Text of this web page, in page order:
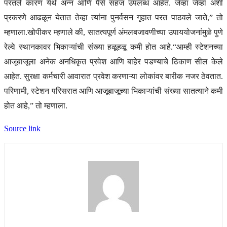
परतले कारण येथे अन्न आणि पैसे सहज उपलब्ध आहेत. जेव्हा जेव्हा अशी
प्रकरणे आढळून येतात तेव्हा त्यांना पुनर्वसन गृहात परत पाठवले जाते,” तो
म्हणाला.खोपीकर म्हणाले की, सातत्यपूर्ण अंमलबजावणीच्या उपाययोजनांमुळे पुणे
रेल्वे स्थानकावर भिकाऱ्यांची संख्या हळूहळू कमी होत आहे.“आम्ही स्टेशनच्या
आजूबाजूला अनेक अनधिकृत प्रवेश आणि बाहेर पडण्याचे ठिकाण सील केले
आहेत. सुरक्षा कर्मचारी आवारात प्रवेश करणाऱ्या लोकांवर बारीक नजर ठेवतात.
परिणामी, स्टेशन परिसरात आणि आजूबाजूच्या भिकाऱ्यांची संख्या सातत्याने कमी
होत आहे,” तो म्हणाला.
Source link